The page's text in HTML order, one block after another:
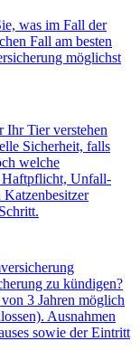
was im Fall der
Fall am besten
möglichst
Ihr Tier verstehen
Sicherheit, falls
welche
Haftpflicht, Unfall-
zu kündigen?
3 Jahren möglich
Ausnahmen
sowie der Eintritt